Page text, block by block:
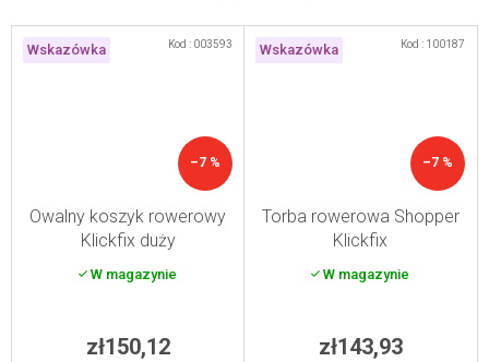
Wskazówka
–7 %
Owalny koszyk rowerowy
Klickfix duży
W magazynie
zł150,12
Kod : 003593 Wskazówka
–7 %
Torba rowerowa Shopper
Klickfix
W magazynie
zł143,93
Kod : 100187